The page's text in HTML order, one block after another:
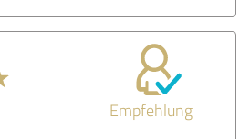
Empfehlung